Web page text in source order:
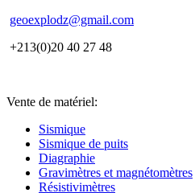
geoexplodz@gmail.com
+213(0)20 40 27 48
Vente de matériel:
Sismique
Sismique de puits
Diagraphie
Gravimètres et magnétomètres
Résistivimètres